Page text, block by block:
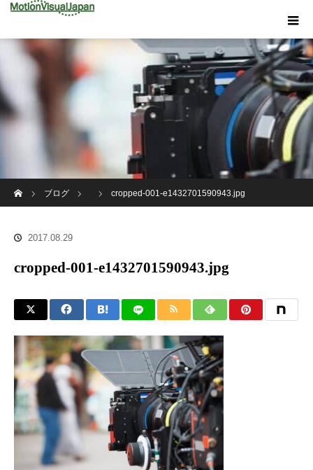
ブログ
cropped-001-e1432701590943.jpg
2017.08.29
cropped-001-e1432701590943.jpg